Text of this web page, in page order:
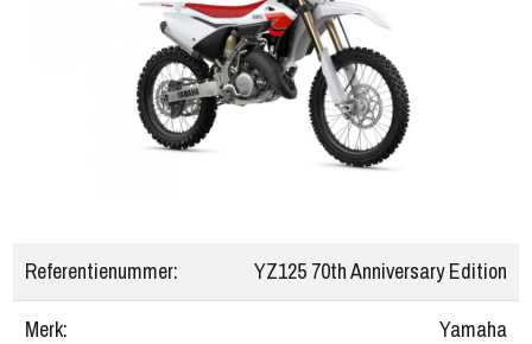
Referentienummer:
YZ125 70th Anniversary Edition
Merk:
Yamaha